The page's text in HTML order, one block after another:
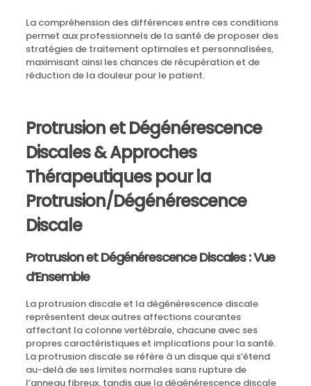
La compréhension des différences entre ces conditions
permet aux professionnels de la santé de proposer des
stratégies de traitement optimales et personnalisées,
maximisant ainsi les chances de récupération et de
réduction de la douleur pour le patient.
Protrusion et Dégénérescence
Discales & Approches
Thérapeutiques pour la
Protrusion/Dégénérescence
Discale
Protrusion et Dégénérescence Discales : Vue
d’Ensemble
La protrusion discale et la dégénérescence discale
représentent deux autres affections courantes
affectant la colonne vertébrale, chacune avec ses
propres caractéristiques et implications pour la santé.
La protrusion discale se réfère à un disque qui s’étend
au-delà de ses limites normales sans rupture de
l’anneau fibreux, tandis que la dégénérescence discale